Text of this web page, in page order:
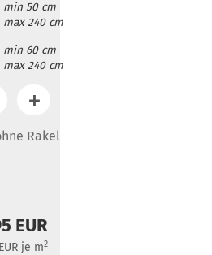
min 50 cm
max 240 cm
min 60 cm
max 240 cm
Rakel
EUR
je m2